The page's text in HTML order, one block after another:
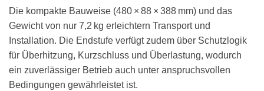
Die kompakte Bauweise (480 × 88 × 388 mm) und das
Gewicht von nur 7,2 kg erleichtern Transport und
Installation. Die Endstufe verfügt zudem über Schutzlogik
für Überhitzung, Kurzschluss und Überlastung, wodurch
ein zuverlässiger Betrieb auch unter anspruchsvollen
Bedingungen gewährleistet ist.